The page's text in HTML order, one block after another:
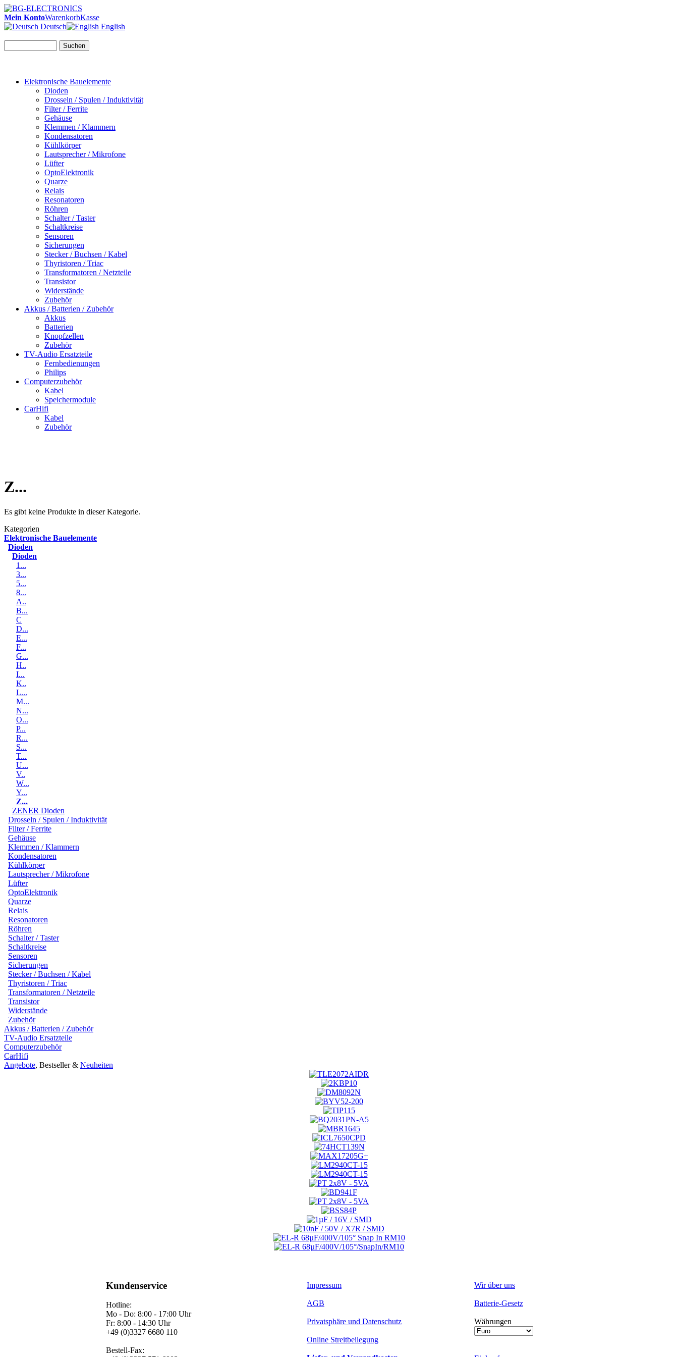
Mein KontoWarenkorbKasse
Deutsch
English
Suchen
Elektronische Bauelemente
Dioden
Drosseln / Spulen / Induktivität
Filter / Ferrite
Gehäuse
Klemmen / Klammern
Kondensatoren
Kühlkörper
Lautsprecher / Mikrofone
Lüfter
OptoElektronik
Quarze
Relais
Resonatoren
Röhren
Schalter / Taster
Schaltkreise
Sensoren
Sicherungen
Stecker / Buchsen / Kabel
Thyristoren / Triac
Transformatoren / Netzteile
Transistor
Widerstände
Zubehör
Akkus / Batterien / Zubehör
Akkus
Batterien
Knopfzellen
Zubehör
TV-Audio Ersatzteile
Fernbedienungen
Philips
Computerzubehör
Kabel
Speichermodule
CarHifi
Kabel
Zubehör
Z...
Es gibt keine Produkte in dieser Kategorie.
Kategorien
Elektronische Bauelemente
Dioden
Dioden
1...
3...
5...
8...
A..
B...
C
D...
E...
F...
G...
H..
I...
K..
L...
M...
N...
O...
P...
R...
S...
T...
U...
V..
W...
Y...
Z...
ZENER Dioden
Drosseln / Spulen / Induktivität
Filter / Ferrite
Gehäuse
Klemmen / Klammern
Kondensatoren
Kühlkörper
Lautsprecher / Mikrofone
Lüfter
OptoElektronik
Quarze
Relais
Resonatoren
Röhren
Schalter / Taster
Schaltkreise
Sensoren
Sicherungen
Stecker / Buchsen / Kabel
Thyristoren / Triac
Transformatoren / Netzteile
Transistor
Widerstände
Zubehör
Akkus / Batterien / Zubehör
TV-Audio Ersatzteile
Computerzubehör
CarHifi
Angebote, Bestseller & Neuheiten
Kundenservice
Hotline:
Mo - Do: 8:00 - 17:00 Uhr
Fr: 8:00 - 14:30 Uhr
+49 (0)3327 6680 110
Bestell-Fax:
Impressum
AGB
Privatsphäre und Datenschutz
Online Streitbeilegung
Wir über uns
Batterie-Gesetz
Währungen